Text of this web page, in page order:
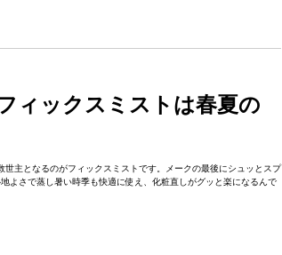
ィックスミストは春夏の
主となるのがフィックスミストです。メークの最後にシュッとスプ
よさで蒸し暑い時季も快適に使え、化粧直しがグッと楽になるんで